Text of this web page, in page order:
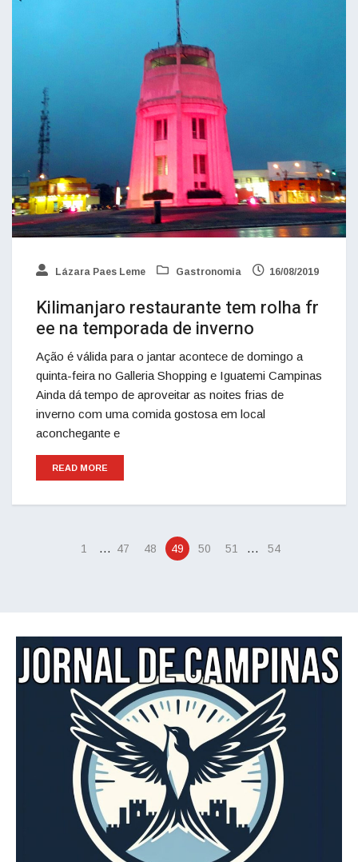
Lázara Paes Leme Gastronomia 16/08/2019
Kilimanjaro restaurante tem rolha fr
ee na temporada de inverno
Ação é válida para o jantar acontece de domingo a
quinta-feira no Galleria Shopping e Iguatemi Campinas
Ainda dá tempo de aproveitar as noites frias de
inverno com uma comida gostosa em local
aconchegante e
READ MORE
1 … 47 48 49 50 51 … 54